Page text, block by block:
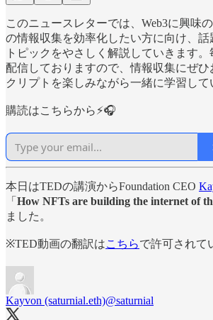
このニュースレターでは、Web3に興味
の情報収集を効率化したい方に向け、
トピックをやさしく解説していきます
配信しておりますので、情報収集にぜひ
クリプトを楽しみながら一緒に学習して
購読はこちらから⚡️🎧
本日はTEDの講演からFoundation CEO
「 How NFTs are building the internet of
ました。
※TED動画の翻訳はこちらで許可されて
Kayvon (saturnial.eth)@saturnial